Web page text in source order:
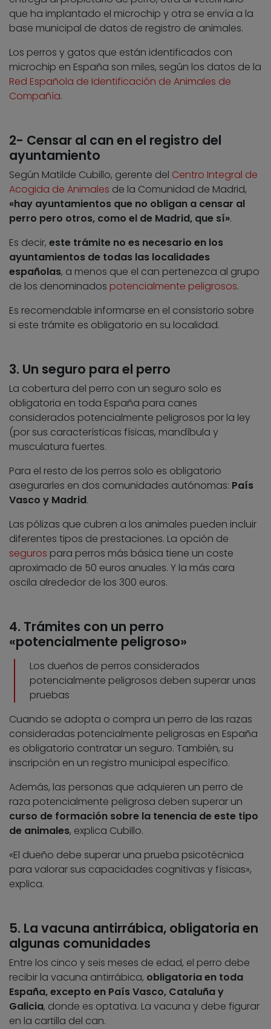
que ha implantado el microchip y otra se envía a la
base municipal de datos de registro de animales.
Los perros y gatos que están identificados con
microchip en España son miles, según los datos de la
Red Española de Identificación de Animales de
Compañía.
2- Censar al can en el registro del
ayuntamiento
Según Matilde Cubillo, gerente del Centro Integral de
Acogida de Animales de la Comunidad de Madrid,
«hay ayuntamientos que no obligan a censar al
perro pero otros, como el de Madrid, que sí».
Es decir, este trámite no es necesario en los
ayuntamientos de todas las localidades
españolas, a menos que el can pertenezca al grupo
de los denominados potencialmente peligrosos.
Es recomendable informarse en el consistorio sobre
si este trámite es obligatorio en su localidad.
3. Un seguro para el perro
La cobertura del perro con un seguro solo es
obligatoria en toda España para canes
considerados potencialmente peligrosos por la ley
(por sus características físicas, mandíbula y
musculatura fuertes.
Para el resto de los perros solo es obligatorio
asegurarles en dos comunidades autónomas: País
Vasco y Madrid.
Las pólizas que cubren a los animales pueden incluir
diferentes tipos de prestaciones. La opción de
seguros para perros más básica tiene un coste
aproximado de 50 euros anuales. Y la más cara
oscila alrededor de los 300 euros.
4. Trámites con un perro
«potencialmente peligroso»
Los dueños de perros considerados
potencialmente peligrosos deben superar unas
pruebas
Cuando se adopta o compra un perro de las razas
consideradas potencialmente peligrosas en España
es obligatorio contratar un seguro. También, su
inscripción en un registro municipal específico.
Además, las personas que adquieren un perro de
raza potencialmente peligrosa deben superar un
curso de formación sobre la tenencia de este tipo
de animales, explica Cubillo.
«El dueño debe superar una prueba psicotécnica
para valorar sus capacidades cognitivas y físicas»,
explica.
5. La vacuna antirrábica, obligatoria en
algunas comunidades
Entre los cinco y seis meses de edad, el perro debe
recibir la vacuna antirrábica, obligatoria en toda
España, excepto en País Vasco, Cataluña y
Galicia, donde es optativa. La vacuna y debe figurar
en la cartilla del can.